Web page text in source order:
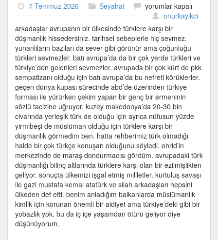
7 Temmuz 2026 Seyahat
Kuzey
Makedonya’da
Türk
düşmanlığı
görmedim
için
yorumlar kapalı
onurkayikci
arkadaşlar avrupanın bir ülkesinde türklere karşı bir
düşmanlık hissedersiniz. tarihsel sebeplerle hiç sevmez.
yunanlıların bazıları da sever gibi görünür ama çoğunluğu
türkleri sevmezler. batı avrupa’da da bir çok yerde türkleri ve
türkiye’den gelenleri sevmezler. avrupada bir çok kürt de pkk
sempatizanı olduğu için batı avrupa’da bu nefreti körüklerler.
geçen dünya kupası sürecinde abd’de üzerinden türkiye
forması ile yürürken çekim yapan bir genç bir ermeninin
sözlü tacizine uğruyor. kuzey makedonya’da 20-30 bin
civarında yerleşik türk de olduğu için ayrıca nüfusun yüzde
yirmibeşi de müslüman olduğu için türklere karşı bir
düşmanlık görmedim ben. hatta rehberimiz türk olmadığı
halde bir çok türkçe konuşan olduğunu söyledi. ohrid’in
merkezinde de maraş dondurmacısı gördüm. avrupadaki türk
düşmanlığı bilinç altlarında türklere karşı olan bir ezilmişlikten
geliyor. sonuçta ülkemizi işgal etmiş millletler. kurtuluş savaşı
ile gazi mustafa kemal atatürk ve silah arkadaşları hepsini
ülkeden def etti. benim anladığım balkanlarda müslümanlık
kimlik için korunan önemli bir aidiyet ama türkiye’deki gibi bir
yobazlık yok. bu da iç içe yaşamdan ötürü geliyor diye
düşünüyorum.